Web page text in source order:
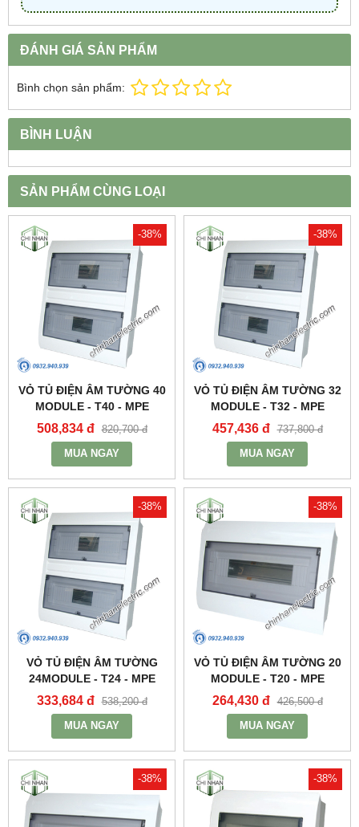
ĐÁNH GIÁ SẢN PHẨM
Bình chọn sản phẩm:
BÌNH LUẬN
SẢN PHẨM CÙNG LOẠI
-38%
VỎ TỦ ĐIỆN ÂM TƯỜNG 40
MODULE - T40 - MPE
508,834 đ 820,700 đ
MUA NGAY
-38%
VỎ TỦ ĐIỆN ÂM TƯỜNG 32
MODULE - T32 - MPE
457,436 đ 737,800 đ
MUA NGAY
-38%
VỎ TỦ ĐIỆN ÂM TƯỜNG
24MODULE - T24 - MPE
333,684 đ 538,200 đ
MUA NGAY
-38%
VỎ TỦ ĐIỆN ÂM TƯỜNG 20
MODULE - T20 - MPE
264,430 đ 426,500 đ
MUA NGAY
-38% -38%